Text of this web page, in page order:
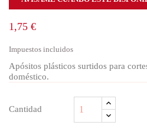
1,75 €
Impuestos incluidos
Apósitos plásticos surtidos para
doméstico.
Cantidad